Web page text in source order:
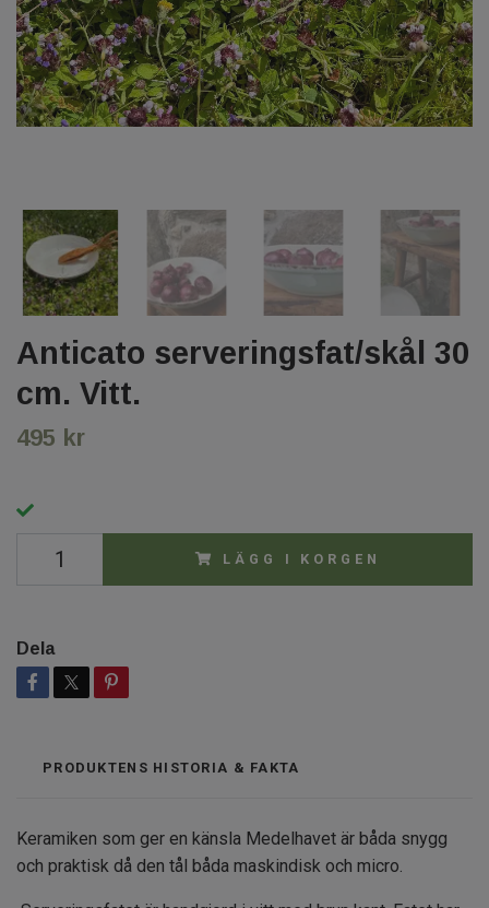
Anticato serveringsfat/skål 30
cm. Vitt.
495 kr
LÄGG I KORGEN
Dela
PRODUKTENS HISTORIA & FAKTA
Keramiken som ger en känsla Medelhavet är båda snygg
och praktisk då den tål båda maskindisk och micro.